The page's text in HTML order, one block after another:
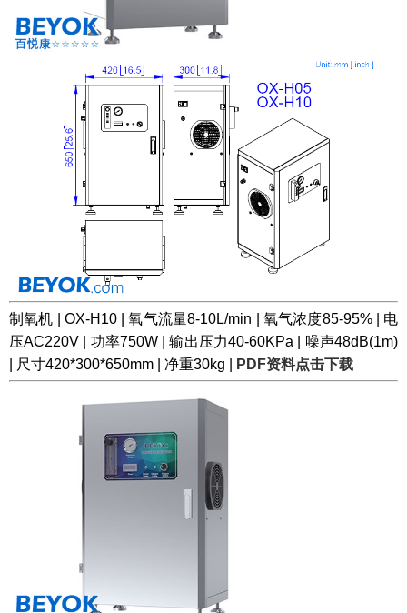
制氧机 | OX-H10 | 氧气流量8-10L/min | 氧气浓度85-95% | 电
压AC220V | 功率750W | 输出压力40-60KPa | 噪声48dB(1m)
| 尺寸420*300*650mm | 净重30kg |
PDF资料点击下载